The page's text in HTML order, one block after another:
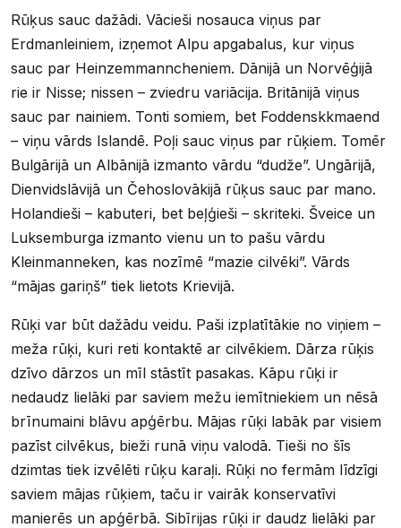
Rūķus sauc dažādi. Vācieši nosauca viņus par
Erdmanleiniem, izņemot Alpu apgabalus, kur viņus
sauc par Heinzemmanncheniem. Dānijā un Norvēģijā
rie ir Nisse; nissen – zviedru variācija. Britānijā viņus
sauc par nainiem. Tonti somiem, bet Foddenskkmaend
– viņu vārds Islandē. Poļi sauc viņus par rūķiem. Tomēr
Bulgārijā un Albānijā izmanto vārdu “dudže”. Ungārijā,
Dienvidslāvijā un Čehoslovākijā rūķus sauc par mano.
Holandieši – kabuteri, bet beļģieši – skriteki. Šveice un
Luksemburga izmanto vienu un to pašu vārdu
Kleinmanneken, kas nozīmē “mazie cilvēki”. Vārds
“mājas gariņš” tiek lietots Krievijā.
Rūķi var būt dažādu veidu. Paši izplatītākie no viņiem –
meža rūķi, kuri reti kontaktē ar cilvēkiem. Dārza rūķis
dzīvo dārzos un mīl stāstīt pasakas. Kāpu rūķi ir
nedaudz lielāki par saviem mežu iemītniekiem un nēsā
brīnumaini blāvu apģērbu. Mājas rūķi labāk par visiem
pazīst cilvēkus, bieži runā viņu valodā. Tieši no šīs
dzimtas tiek izvēlēti rūķu karaļi. Rūķi no fermām līdzīgi
saviem mājas rūķiem, taču ir vairāk konservatīvi
manierēs un apģērbā. Sibīrijas rūķi ir daudz lielāki par